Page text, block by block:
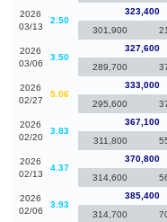
2026
03/13
2.50
323,400
301,900
2026
03/06
3.50
327,600
289,700
2026
02/27
5.06
333,000
295,600
2026
02/20
3.83
367,100
311,800
2026
02/13
4.37
370,800
314,600
2026
02/06
3.93
385,400
314,700